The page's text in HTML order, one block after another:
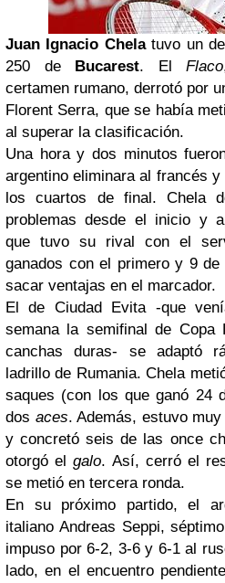
Juan Ignacio Chelatuvo un
250 de Bucarest. ElFlaco
certamen rumano, derrotó por
Florent Serra, que se había
al superar la clasificación.
Una hora y dos minutos
argentino eliminara al francés
los cuartos de final. Chela
problemas desde el inicio y
que tuvo su rival con el
ganados con el primero y 9
sacar ventajas en el marcador.
El de Ciudad Evita -que
semana la semifinal de Copa
canchas duras- se adaptó
ladrillo de Rumania. Chela
saques (con los que ganó 24
dos aces. Además, estuvo
y concretó seis de las once
otorgó elgalo. Así, cerró el
se metió en tercera ronda.
En su próximo partido, el
italiano Andreas Seppi,
impuso por 6-2, 3-6 y 6-1 al
lado, en el encuentro